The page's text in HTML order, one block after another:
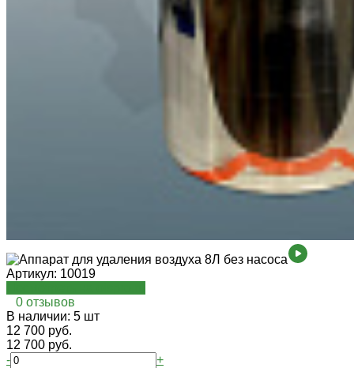
Артикул: 10019
0 отзывов
В наличии: 5 шт
12 700 руб.
12 700 руб.
-
+